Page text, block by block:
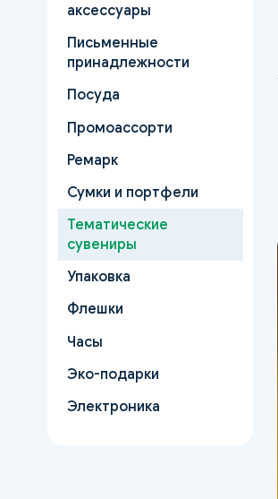
аксессуары
Письменные
принадлежности
Посуда
Промоассорти
Ремарк
Сумки и портфели
Тематические
сувениры
Упаковка
Флешки
Часы
Эко-подарки
Электроника